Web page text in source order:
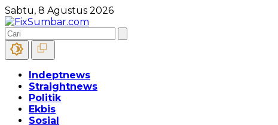
Sabtu, 8 Agustus 2026
Indeptnews
Straightnews
Politik
Ekbis
Sosial